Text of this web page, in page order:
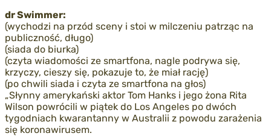
dr Swimmer:
(wychodzi na przód sceny i stoi w milczeniu patrząc na
publiczność, długo)
(siada do biurka)
(czyta wiadomości ze smartfona, nagle podrywa się,
krzyczy, cieszy się, pokazuje to, że miał rację)
(po chwili siada i czyta ze smartfona na głos)
„Słynny amerykański aktor Tom Hanks i jego żona Rita
Wilson powrócili w piątek do Los Angeles po dwóch
tygodniach kwarantanny w Australii z powodu zarażenia
się koronawirusem.